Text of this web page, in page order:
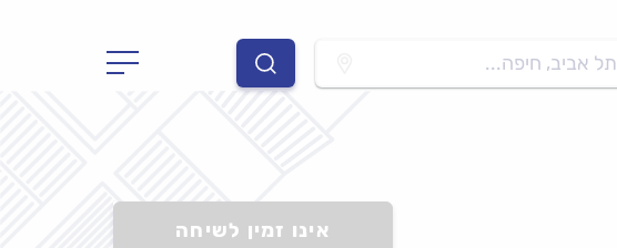
תל אביב, חיפה...
אינו זמין לשיחה